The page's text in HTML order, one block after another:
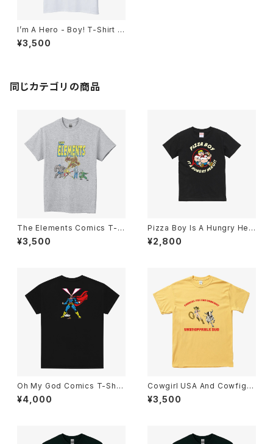
I’m A Hero - Boy! T-Shirt W
hite
¥3,500
同じカテゴリの商品
The Elements Comics T-S
hirts Sport Grey
¥3,500
Pizza Boy Is A Hungry Her
o!! Comics Kids T-Shirts Bl
ack
¥2,800
Oh My God Comics T-Shirt
s Black
¥4,000
Cowgirl USA And Cowfight
Comics T-Shirts Vegas Gol
d
¥3,500